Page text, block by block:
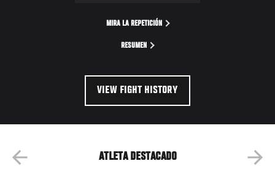
MIRA LA REPETICIÓN
RESUMEN
VIEW FIGHT HISTORY
ATLETA DESTACADO